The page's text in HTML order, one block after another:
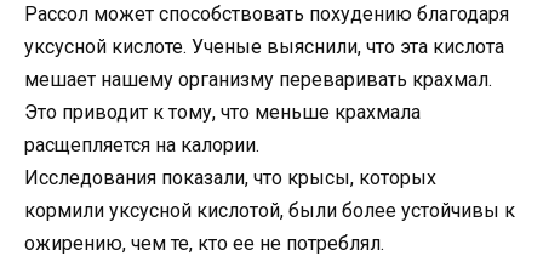
Рассол может способствовать похудению благодаря
уксусной кислоте. Ученые выяснили, что эта кислота
мешает нашему организму переваривать крахмал.
Это приводит к тому, что меньше крахмала
расщепляется на калории.
Исследования показали, что крысы, которых
кормили уксусной кислотой, были более устойчивы к
ожирению, чем те, кто ее не потреблял.